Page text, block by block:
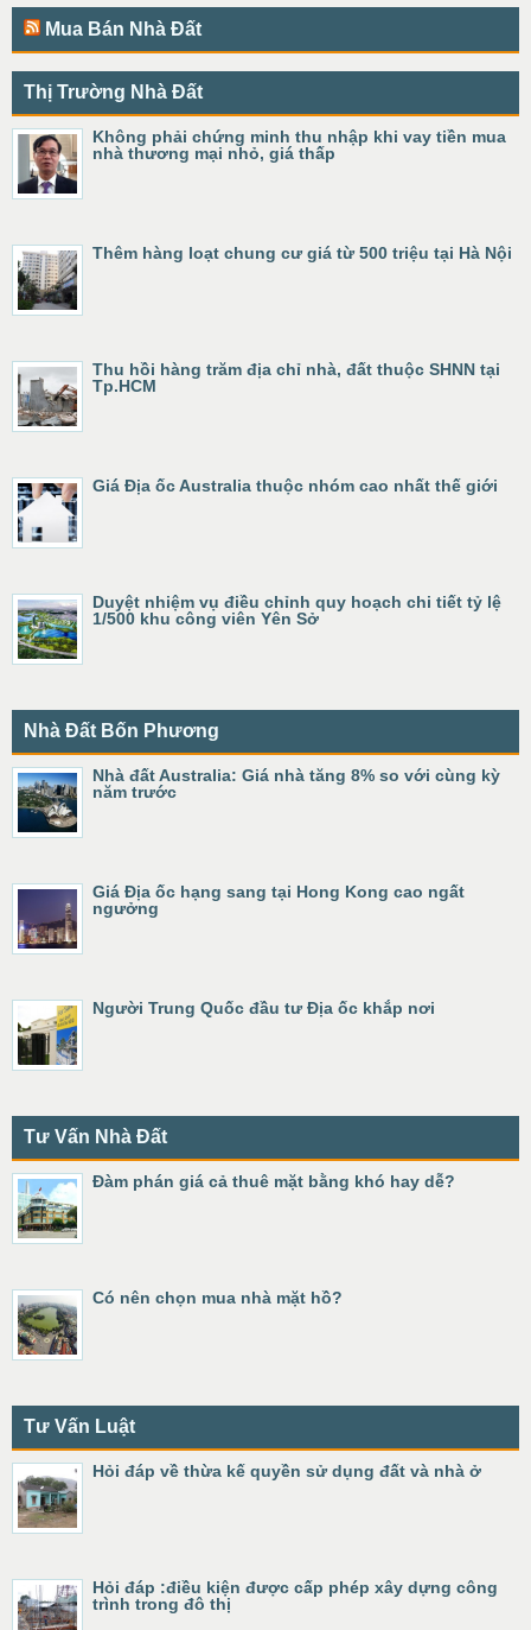
Mua Bán Nhà Đất
Thị Trường Nhà Đất
Không phải chứng minh thu nhập khi vay tiền mua
nhà thương mại nhỏ, giá thấp
Thêm hàng loạt chung cư giá từ 500 triệu tại Hà Nội
Thu hồi hàng trăm địa chỉ nhà, đất thuộc SHNN tại
Tp.HCM
Giá Địa ốc Australia thuộc nhóm cao nhất thế giới
Duyệt nhiệm vụ điều chỉnh quy hoạch chi tiết tỷ lệ
1/500 khu công viên Yên Sở
Nhà Đất Bốn Phương
Nhà đất Australia: Giá nhà tăng 8% so với cùng kỳ
năm trước
Giá Địa ốc hạng sang tại Hong Kong cao ngất
ngưởng
Người Trung Quốc đầu tư Địa ốc khắp nơi
Tư Vấn Nhà Đất
Đàm phán giá cả thuê mặt bằng khó hay dễ?
Có nên chọn mua nhà mặt hồ?
Tư Vấn Luật
Hỏi đáp về thừa kế quyền sử dụng đất và nhà ở
Hỏi đáp :điều kiện được cấp phép xây dựng công
trình trong đô thị